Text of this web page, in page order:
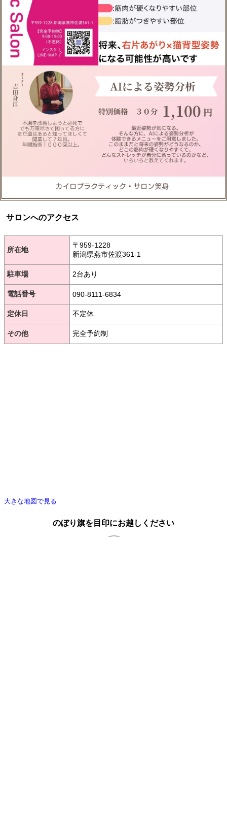
サロンへのアクセス
所在地
〒959-1228
新潟県燕市佐渡361-1
駐車場 2台あり
電話番号 090-8111-6834
定休日 不定休
その他 完全予約制
大きな地図で見る
のぼり旗を目印にお越しください